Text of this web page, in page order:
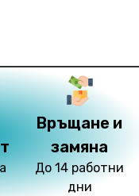
Връщане и
замяна
До 14 работни
дни